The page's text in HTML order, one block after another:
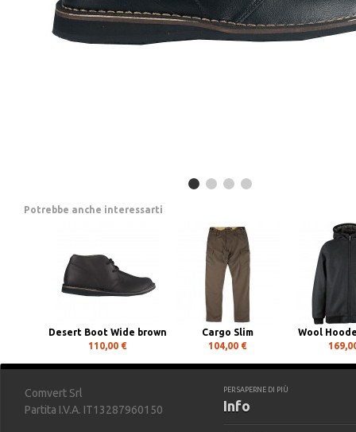
Potrebbe anche interessarti
Desert Boot Wide brown
110,00 €
Cargo Slim
104,00 €
Wool
Comvert Srl
Partita I.V.A. IT13287960150
PER SAPERNE DI PIÙ
Info